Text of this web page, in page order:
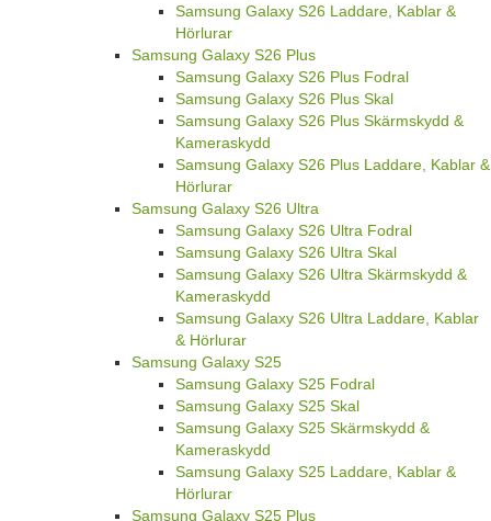
Samsung Galaxy S26 Laddare, Kablar &
Hörlurar
Samsung Galaxy S26 Plus
Samsung Galaxy S26 Plus Fodral
Samsung Galaxy S26 Plus Skal
Samsung Galaxy S26 Plus Skärmskydd &
Kameraskydd
Samsung Galaxy S26 Plus Laddare, Kablar &
Hörlurar
Samsung Galaxy S26 Ultra
Samsung Galaxy S26 Ultra Fodral
Samsung Galaxy S26 Ultra Skal
Samsung Galaxy S26 Ultra Skärmskydd &
Kameraskydd
Samsung Galaxy S26 Ultra Laddare, Kablar
& Hörlurar
Samsung Galaxy S25
Samsung Galaxy S25 Fodral
Samsung Galaxy S25 Skal
Samsung Galaxy S25 Skärmskydd &
Kameraskydd
Samsung Galaxy S25 Laddare, Kablar &
Hörlurar
Samsung Galaxy S25 Plus